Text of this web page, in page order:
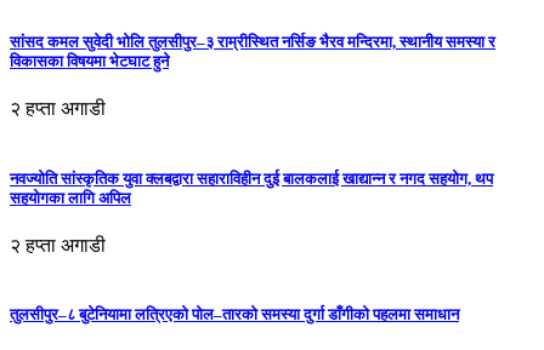
सांसद कमल सुवेदी भोलि तुलसीपुर–३ राम्रीस्थित नर्सिङ भैरव मन्दिरमा, स्थानीय समस्या र
विकासका विषयमा भेटघाट हुने
२ हप्ता अगाडी
नवज्योति सांस्कृतिक युवा क्लबद्वारा सहाराविहीन दुई बालकलाई खाद्यान्न र नगद सहयोग, थप
सहयोगका लागि अपिल
२ हप्ता अगाडी
तुलसीपुर–८ बुटेनियामा लत्रिएको पोल–तारको समस्या दुर्गा डाँगीको पहलमा समाधान